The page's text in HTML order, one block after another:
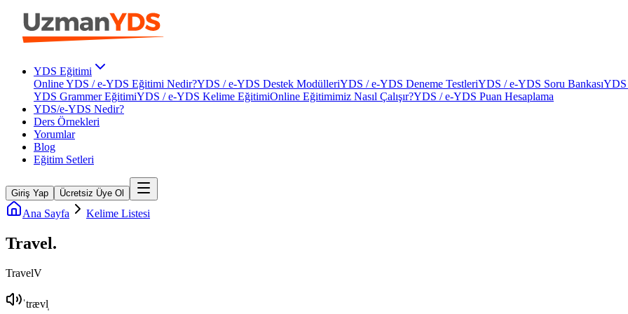
YDS Eğitimi
Online YDS / e-YDS Eğitimi Nedir?YDS / e-YDS Destek ModülleriYDS / e-YDS Deneme TestleriYDS / e-YDS Soru BankasıYDS
YDS Grammer EğitimiYDS / e-YDS Kelime EğitimiOnline Eğitimimiz Nasıl Çalışır?YDS / e-YDS Puan Hesaplama
YDS/e-YDS Nedir?
Ders Örnekleri
Yorumlar
Blog
Eğitim Setleri
Giriş Yap Ücretsiz Üye Ol
Ana Sayfa Kelime Listesi
Travel.
TravelV
ˈtrævl̩